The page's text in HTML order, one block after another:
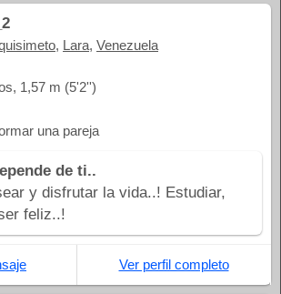
, Lara, Venezuela
1,57 m (5'2'')
una pareja
de ti..
y disfrutar la vida..! Estudiar,
feliz..!
Ver perfil completo